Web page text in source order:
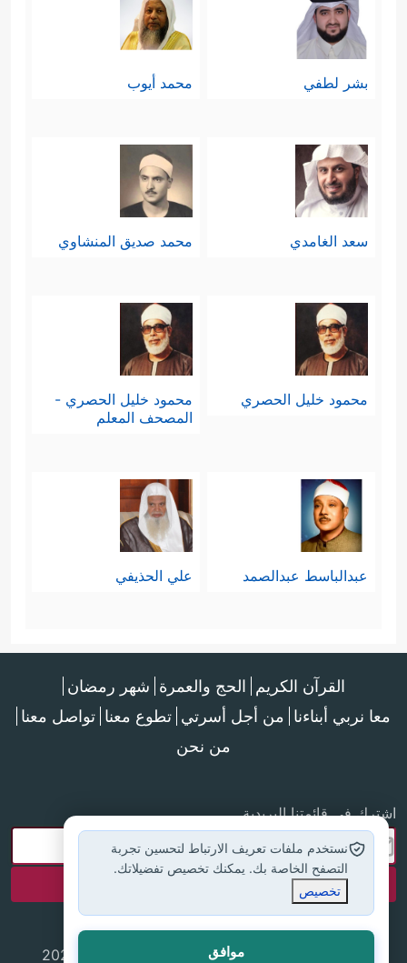
بشر لطفي محمد أيوب
سعد الغامدي محمد صديق المنشاوي
محمود خليل الحصري
محمود خليل الحصري -
المصحف المعلم
عبدالباسط عبدالصمد علي الحذيفي
القرآن الكريم الحج والعمرة شهر رمضان
معا نربي أبناءنا من أجل أسرتي تطوع معنا تواصل معنا
من نحن
اشترك في قائمتنا البريدية
جميع الحقوق محفوظة لموقع إسلام أون لاين © 2025
نستخدم ملفات تعريف الارتباط لتحسين تجربة
التصفح الخاصة بك. يمكنك تخصيص تفضيلاتك.
تخصيص
موافق